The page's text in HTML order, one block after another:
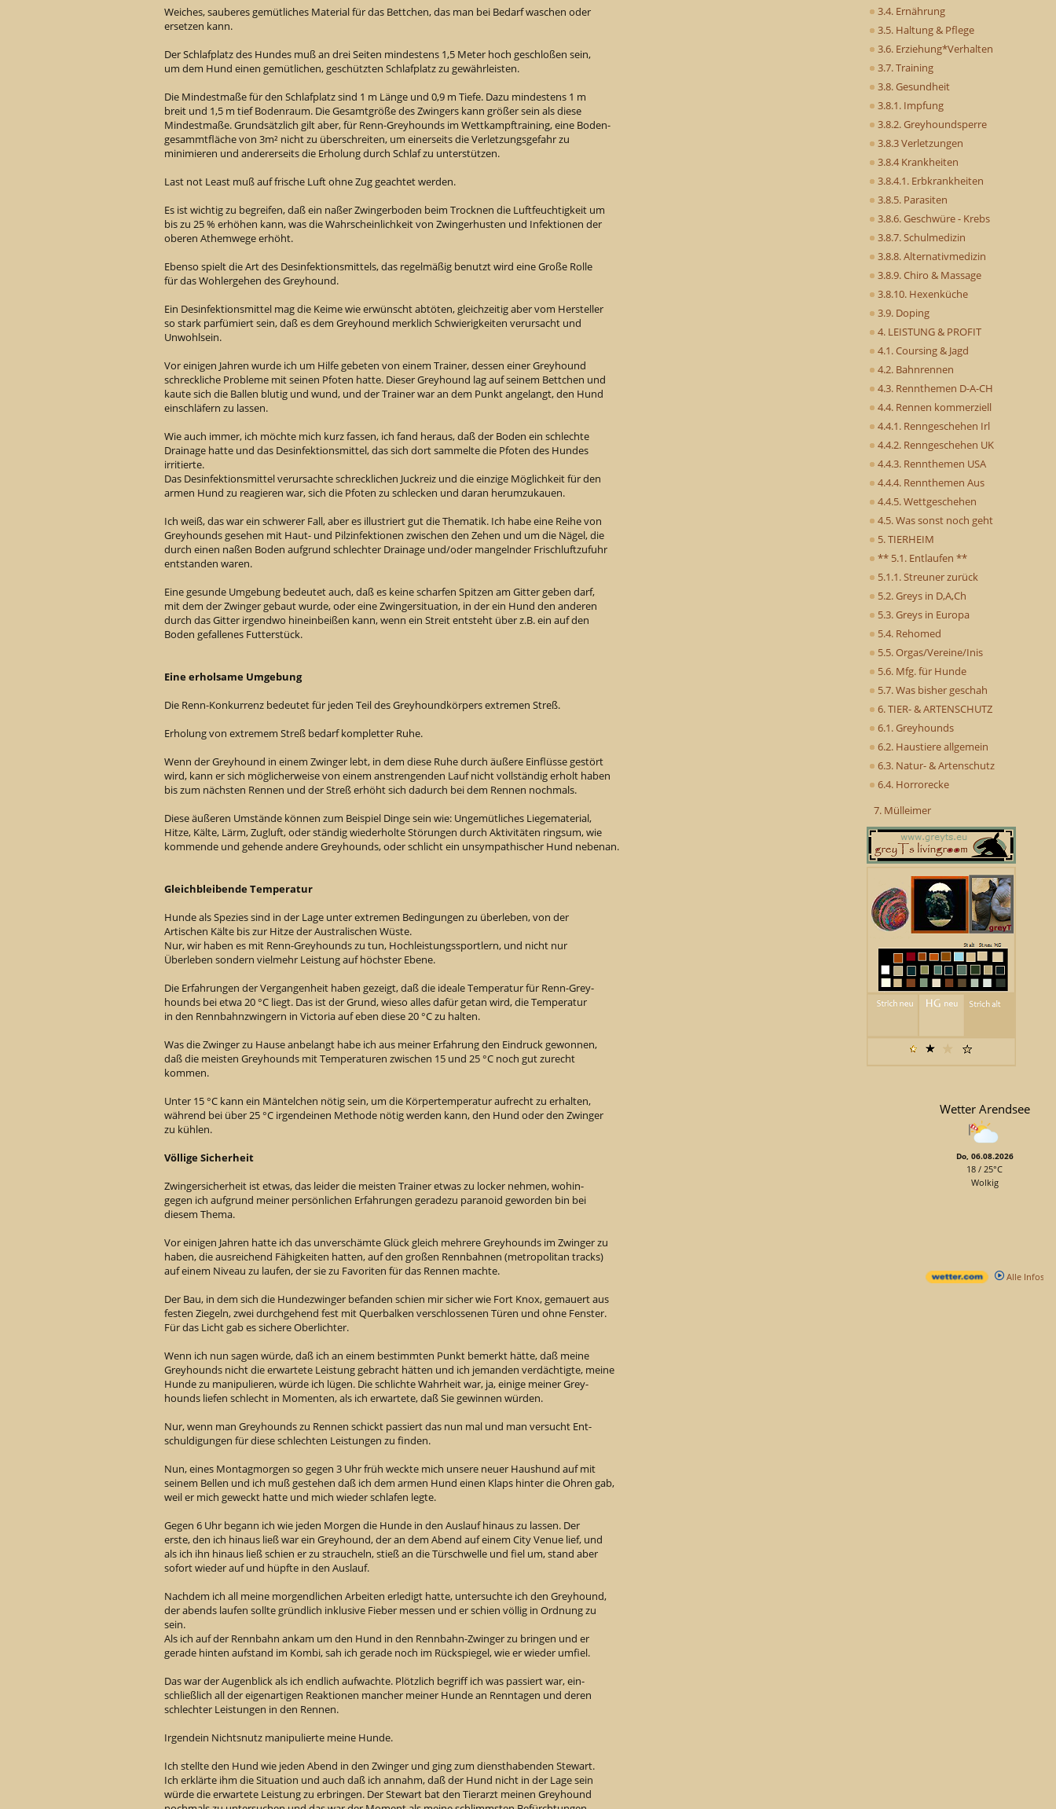
3.4. Ernährung
3.5. Haltung & Pflege
3.6. Erziehung*Verhalten
3.7. Training
3.8. Gesundheit
3.8.1. Impfung
3.8.2. Greyhoundsperre
3.8.3 Verletzungen
3.8.4 Krankheiten
3.8.4.1. Erbkrankheiten
3.8.5. Parasiten
3.8.6. Geschwüre - Krebs
3.8.7. Schulmedizin
3.8.8. Alternativmedizin
3.8.9. Chiro & Massage
3.8.10. Hexenküche
3.9. Doping
4. LEISTUNG & PROFIT
4.1. Coursing & Jagd
4.2. Bahnrennen
4.3. Rennthemen D-A-CH
4.4. Rennen kommerziell
4.4.1. Renngeschehen Irl
4.4.2. Renngeschehen UK
4.4.3. Rennthemen USA
4.4.4. Rennthemen Aus
4.4.5. Wettgeschehen
4.5. Was sonst noch geht
5. TIERHEIM
** 5.1. Entlaufen **
5.1.1. Streuner zurück
5.2. Greys in D,A,Ch
5.3. Greys in Europa
5.4. Rehomed
5.5. Orgas/Vereine/Inis
5.6. Mfg. für Hunde
5.7. Was bisher geschah
6. TIER- & ARTENSCHUTZ
6.1. Greyhounds
6.2. Haustiere allgemein
6.3. Natur- & Artenschutz
6.4. Horrorecke
7. Mülleimer
Wetter Arendsee
Do, 06.08.2026
18 / 25°C
Wolkig
Alle Infos
Weiches, sauberes gemütliches Material für das Bettchen, das man bei Bedarf waschen oder
ersetzen kann.
Der Schlafplatz des Hundes muß an drei Seiten mindestens 1,5 Meter hoch geschloßen sein,
um dem Hund einen gemütlichen, geschützten Schlafplatz zu gewährleisten.
Die Mindestmaße für den Schlafplatz sind 1 m Länge und 0,9 m Tiefe. Dazu mindestens 1 m
breit und 1,5 m tief Bodenraum. Die Gesamtgröße des Zwingers kann größer sein als diese
Mindestmaße. Grundsätzlich gilt aber, für Renn-Greyhounds im Wettkampftraining, eine Boden-
gesammtfläche von 3m² nicht zu überschreiten, um einerseits die Verletzungsgefahr zu
minimieren und andererseits die Erholung durch Schlaf zu unterstützen.
Last not Least muß auf frische Luft ohne Zug geachtet werden.
Es ist wichtig zu begreifen, daß ein naßer Zwingerboden beim Trocknen die Luftfeuchtigkeit um
bis zu 25 % erhöhen kann, was die Wahrscheinlichkeit von Zwingerhusten und Infektionen der
oberen Athemwege erhöht.
Ebenso spielt die Art des Desinfektionsmittels, das regelmäßig benutzt wird eine Große Rolle
für das Wohlergehen des Greyhound.
Ein Desinfektionsmittel mag die Keime wie erwünscht abtöten, gleichzeitig aber vom Hersteller
so stark parfümiert sein, daß es dem Greyhound merklich Schwierigkeiten verursacht und
Unwohlsein.
Vor einigen Jahren wurde ich um Hilfe gebeten von einem Trainer, dessen einer Greyhound
schreckliche Probleme mit seinen Pfoten hatte. Dieser Greyhound lag auf seinem Bettchen und
kaute sich die Ballen blutig und wund, und der Trainer war an dem Punkt angelangt, den Hund
einschläfern zu lassen.
Wie auch immer, ich möchte mich kurz fassen, ich fand heraus, daß der Boden ein schlechte
Drainage hatte und das Desinfektionsmittel, das sich dort sammelte die Pfoten des Hundes
irritierte.
Das Desinfektionsmittel verursachte schrecklichen Juckreiz und die einzige Möglichkeit für den
armen Hund zu reagieren war, sich die Pfoten zu schlecken und daran herumzukauen.
Ich weiß, das war ein schwerer Fall, aber es illustriert gut die Thematik. Ich habe eine Reihe von
Greyhounds gesehen mit Haut- und Pilzinfektionen zwischen den Zehen und um die Nägel, die
durch einen naßen Boden aufgrund schlechter Drainage und/oder mangelnder Frischluftzufuhr
entstanden waren.
Eine gesunde Umgebung bedeutet auch, daß es keine scharfen Spitzen am Gitter geben darf,
mit dem der Zwinger gebaut wurde, oder eine Zwingersituation, in der ein Hund den anderen
durch das Gitter irgendwo hineinbeißen kann, wenn ein Streit entsteht über z.B. ein auf den
Boden gefallenes Futterstück.
Eine erholsame Umgebung
Die Renn-Konkurrenz bedeutet für jeden Teil des Greyhoundkörpers extremen Streß.
Erholung von extremem Streß bedarf kompletter Ruhe.
Wenn der Greyhound in einem Zwinger lebt, in dem diese Ruhe durch äußere Einflüsse gestört
wird, kann er sich möglicherweise von einem anstrengenden Lauf nicht vollständig erholt haben
bis zum nächsten Rennen und der Streß erhöht sich dadurch bei dem Rennen nochmals.
Diese äußeren Umstände können zum Beispiel Dinge sein wie: Ungemütliches Liegematerial,
Hitze, Kälte, Lärm, Zugluft, oder ständig wiederholte Störungen durch Aktivitäten ringsum, wie
kommende und gehende andere Greyhounds, oder schlicht ein unsympathischer Hund nebenan.
Gleichbleibende Temperatur
Hunde als Spezies sind in der Lage unter extremen Bedingungen zu überleben, von der
Artischen Kälte bis zur Hitze der Australischen Wüste.
Nur, wir haben es mit Renn-Greyhounds zu tun, Hochleistungssportlern, und nicht nur
Überleben sondern vielmehr Leistung auf höchster Ebene.
Die Erfahrungen der Vergangenheit haben gezeigt, daß die ideale Temperatur für Renn-Grey-
hounds bei etwa 20 °C liegt. Das ist der Grund, wieso alles dafür getan wird, die Temperatur
in den Rennbahnzwingern in Victoria auf eben diese 20 °C zu halten.
Was die Zwinger zu Hause anbelangt habe ich aus meiner Erfahrung den Eindruck gewonnen,
daß die meisten Greyhounds mit Temperaturen zwischen 15 und 25 °C noch gut zurecht
kommen.
Unter 15 °C kann ein Mäntelchen nötig sein, um die Körpertemperatur aufrecht zu erhalten,
während bei über 25 °C irgendeinen Methode nötig werden kann, den Hund oder den Zwinger
zu kühlen.
Völlige Sicherheit
Zwingersicherheit ist etwas, das leider die meisten Trainer etwas zu locker nehmen, wohin-
gegen ich aufgrund meiner persönlichen Erfahrungen geradezu paranoid geworden bin bei
diesem Thema.
Vor einigen Jahren hatte ich das unverschämte Glück gleich mehrere Greyhounds im Zwinger zu
haben, die ausreichend Fähigkeiten hatten, auf den großen Rennbahnen (metropolitan tracks)
auf einem Niveau zu laufen, der sie zu Favoriten für das Rennen machte.
Der Bau, in dem sich die Hundezwinger befanden schien mir sicher wie Fort Knox, gemauert aus
festen Ziegeln, zwei durchgehend fest mit Querbalken verschlossenen Türen und ohne Fenster.
Für das Licht gab es sichere Oberlichter.
Wenn ich nun sagen würde, daß ich an einem bestimmten Punkt bemerkt hätte, daß meine
Greyhounds nicht die erwartete Leistung gebracht hätten und ich jemanden verdächtigte, meine
Hunde zu manipulieren, würde ich lügen. Die schlichte Wahrheit war, ja, einige meiner Grey-
hounds liefen schlecht in Momenten, als ich erwartete, daß Sie gewinnen würden.
Nur, wenn man Greyhounds zu Rennen schickt passiert das nun mal und man versucht Ent-
schuldigungen für diese schlechten Leistungen zu finden.
Nun, eines Montagmorgen so gegen 3 Uhr früh weckte mich unsere neuer Haushund auf mit
seinem Bellen und ich muß gestehen daß ich dem armen Hund einen Klaps hinter die Ohren gab,
weil er mich geweckt hatte und mich wieder schlafen legte.
Gegen 6 Uhr begann ich wie jeden Morgen die Hunde in den Auslauf hinaus zu lassen. Der
erste, den ich hinaus ließ war ein Greyhound, der an dem Abend auf einem City Venue lief, und
als ich ihn hinaus ließ schien er zu straucheln, stieß an die Türschwelle und fiel um, stand aber
sofort wieder auf und hüpfte in den Auslauf.
Nachdem ich all meine morgendlichen Arbeiten erledigt hatte, untersuchte ich den Greyhound,
der abends laufen sollte gründlich inklusive Fieber messen und er schien völlig in Ordnung zu
sein.
Als ich auf der Rennbahn ankam um den Hund in den Rennbahn-Zwinger zu bringen und er
gerade hinten aufstand im Kombi, sah ich gerade noch im Rückspiegel, wie er wieder umfiel.
Das war der Augenblick als ich endlich aufwachte. Plötzlich begriff ich was passiert war, ein-
schließlich all der eigenartigen Reaktionen mancher meiner Hunde an Renntagen und deren
schlechter Leistungen in den Rennen.
Irgendein Nichtsnutz manipulierte meine Hunde.
Ich stellte den Hund wie jeden Abend in den Zwinger und ging zum diensthabenden Stewart.
Ich erklärte ihm die Situation und auch daß ich annahm, daß der Hund nicht in der Lage sein
würde die erwartete Leistung zu erbringen. Der Stewart bat den Tierarzt meinen Greyhound